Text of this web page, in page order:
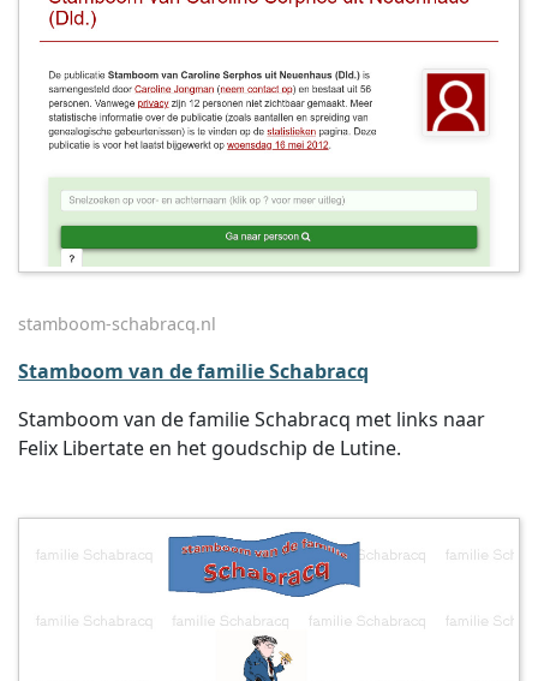
stamboom-schabracq.nl
Stamboom van de familie Schabracq
Stamboom van de familie Schabracq met links naar
Felix Libertate en het goudschip de Lutine.